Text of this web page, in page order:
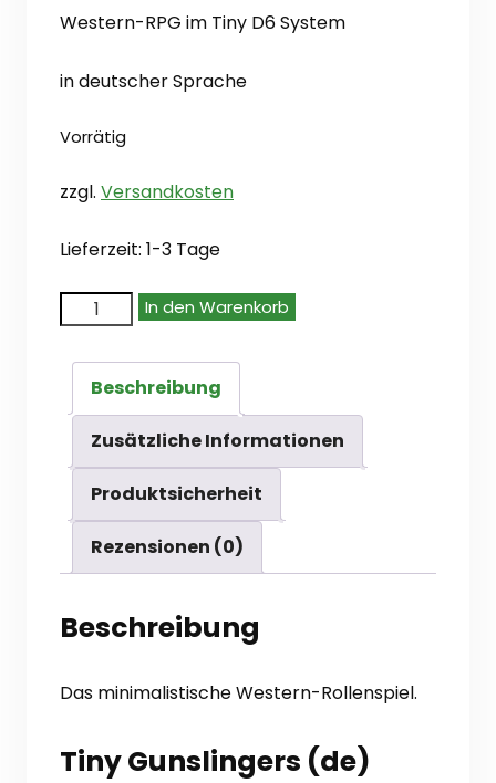
Western-RPG im Tiny D6 System
in deutscher Sprache
Vorrätig
zzgl. Versandkosten
Lieferzeit: 1-3 Tage
(de)
Menge
In den Warenkorb
Beschreibung
Zusätzliche Informationen
Produktsicherheit
Rezensionen (0)
Beschreibung
Das minimalistische Western-Rollenspiel.
Tiny Gunslingers (de)